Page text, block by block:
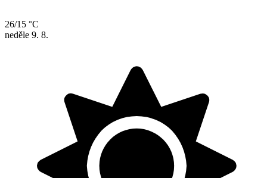
26/15 °C
neděle 9. 8.